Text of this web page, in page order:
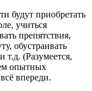
будут приобретать
учиться
препятствия,
обустраивать
т.д. (Разумеется,
опытных
впереди.